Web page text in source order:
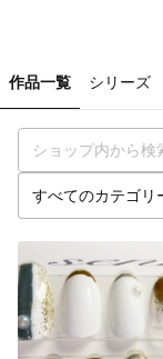
作品一覧 シリーズ